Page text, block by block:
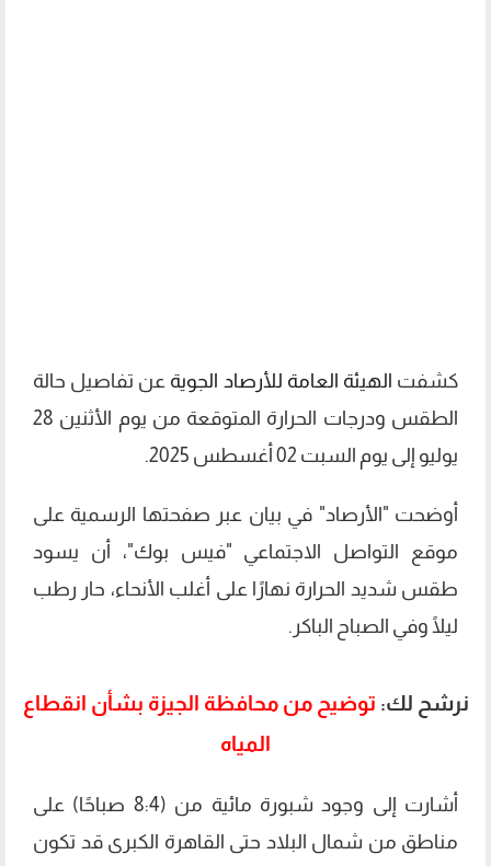
كشفت الهيئة العامة للأرصاد الجوية عن تفاصيل حالة
الطقس ودرجات الحرارة المتوقعة من يوم الأثنين 28
يوليو إلى يوم السبت 02 أغسطس 2025.
أوضحت "الأرصاد" في بيان عبر صفحتها الرسمية على
موقع التواصل الاجتماعي "فيس بوك"، أن يسود
طقس شديد الحرارة نهارًا على أغلب الأنحاء، حار رطب
ليلًا وفي الصباح الباكر.
نرشح لك: توضيح من محافظة الجيزة بشأن انقطاع
المياه
أشارت إلى وجود شبورة مائية من (8:4 صباحًا) على
مناطق من شمال البلاد حتى القاهرة الكبرى قد تكون